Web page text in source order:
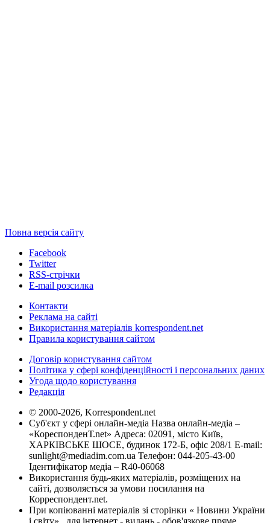
Повна версія сайту
Facebook
Twitter
RSS-стрічки
E-mail розсилка
Контакти
Реклама на сайті
Використання матеріалів korrespondent.net
Правила користування сайтом
Договір користування сайтом
Політика у сфері конфіденційності і персональних даних
Угода щодо користування
Редакція
© 2000-2026, Korrespondent.net
Суб'єкт у сфері онлайн-медіа Назва онлайн-медіа –
«КореспонденТ.net» Адреса: 02091, місто Київ,
ХАРКІВСЬКЕ ШОСЕ, будинок 172-Б, офіс 208/1 E-mail:
sunlight@mediadim.com.ua Телефон: 044-205-43-00
Ідентифікатор медіа – R40-06068
Використання будь-яких матеріалів, розміщених на
сайті, дозволяється за умови посилання на
Корреспондент.net.
При копіюванні матеріалів зі сторінки « Новини України